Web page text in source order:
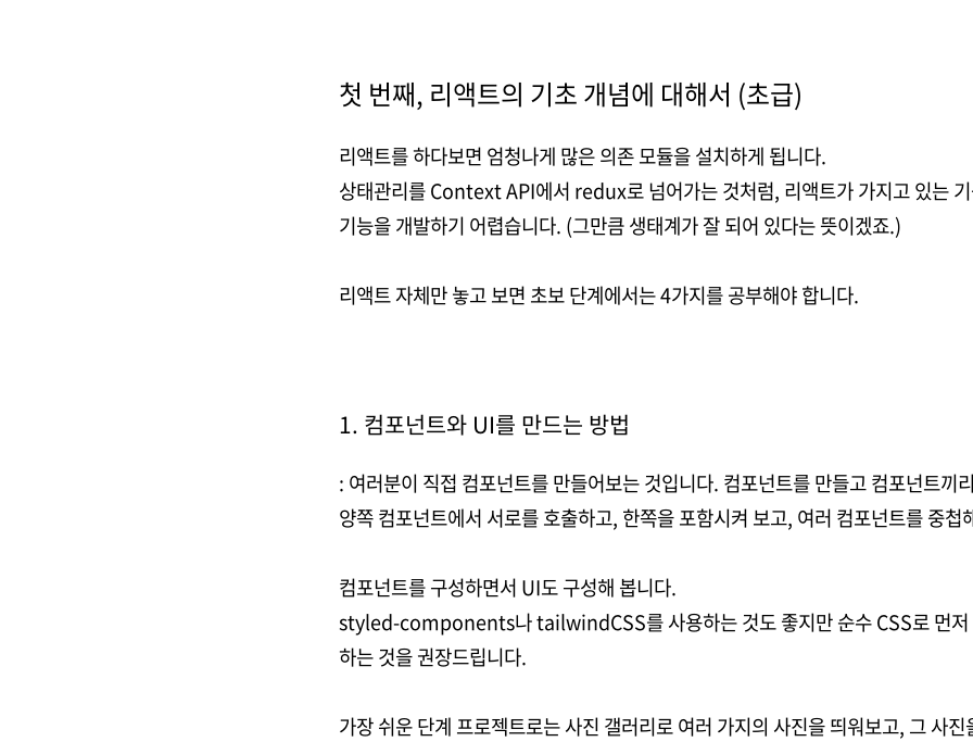
첫 번째, 리액트의 기초 개념에 대해서 (초급)
리액트를 하다보면 엄청나게 많은 의존 모듈을 설치하게 됩니다.
상태관리를 Context API에서 redux로 넘어가는 것처럼, 리액트가 가지고 있는
기능을 개발하기 어렵습니다. (그만큼 생태계가 잘 되어 있다는 뜻이겠죠.)
리액트 자체만 놓고 보면 초보 단계에서는 4가지를 공부해야 합니다.
1. 컴포넌트와 UI를 만드는 방법
: 여러분이 직접 컴포넌트를 만들어보는 것입니다. 컴포넌트를 만들고 컴포넌트끼
양쪽 컴포넌트에서 서로를 호출하고, 한쪽을 포함시켜 보고, 여러 컴포넌트를 중첩
컴포넌트를 구성하면서 UI도 구성해 봅니다.
styled-components나 tailwindCSS를 사용하는 것도 좋지만 순수 CSS로 먼저
하는 것을 권장드립니다.
가장 쉬운 단계 프로젝트로는 사진 갤러리로 여러 가지의 사진을 띄워보고, 그 사